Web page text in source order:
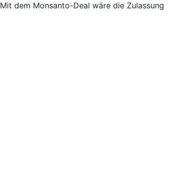
Mit dem Monsanto-Deal wäre die Zulassung